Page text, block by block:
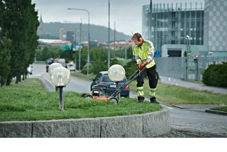
Encontre seu revendedor local